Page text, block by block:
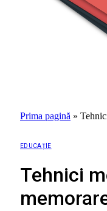
Prima pagină »
EDUCAȚIE
Tehnici